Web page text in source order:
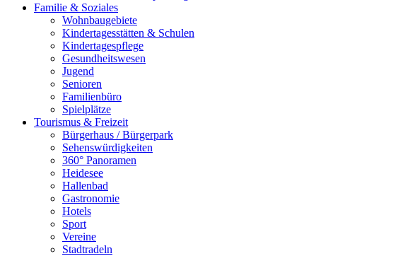
Familie & Soziales
Wohnbaugebiete
Kindertagesstätten & Schulen
Kindertagespflege
Gesundheitswesen
Jugend
Senioren
Familienbüro
Spielplätze
Tourismus & Freizeit
Bürgerhaus / Bürgerpark
Sehenswürdigkeiten
360° Panoramen
Heidesee
Hallenbad
Gastronomie
Hotels
Sport
Vereine
Stadtradeln